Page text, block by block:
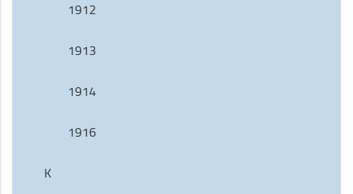
1912
1913
1914
1916
K